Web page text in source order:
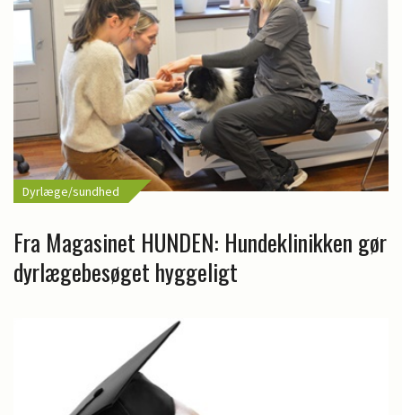
Dyrlæge/sundhed
Fra Magasinet HUNDEN: Hundeklinikken gør
dyrlægebesøget hyggeligt